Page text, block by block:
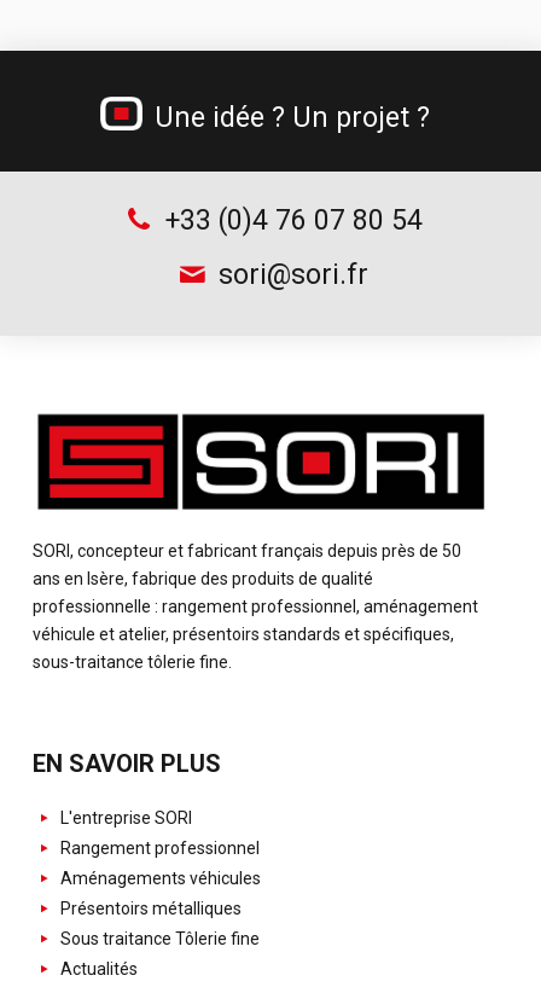
Gamme béton cellulaire
Chariots à bouteilles
Supports d’outillage
Une idée ? Un projet ?
+33 (0)4 76 07 80 54
sori@sori.fr
SORI, concepteur et fabricant français depuis près de 50
ans en Isère, fabrique des produits de qualité
professionnelle : rangement professionnel, aménagement
véhicule et atelier, présentoirs standards et spécifiques,
sous-traitance tôlerie fine.
EN SAVOIR PLUS
L'entreprise SORI
Rangement professionnel
Aménagements véhicules
Présentoirs métalliques
Sous traitance Tôlerie fine
Actualités